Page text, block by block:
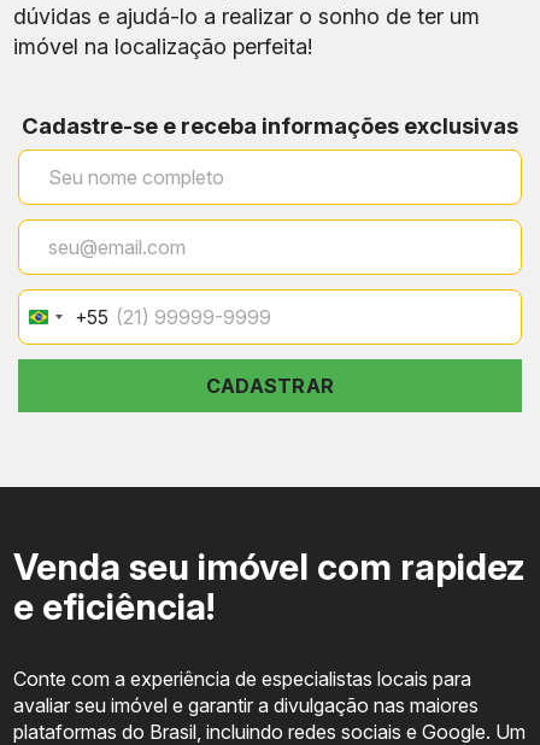
dúvidas e ajudá-lo a realizar o sonho de ter um
imóvel na localização perfeita!
Cadastre-se e receba informações exclusivas
Brazil
+55
+55
CADASTRAR
Venda seu imóvel com rapidez
e eficiência!
Conte com a experiência de especialistas locais para
avaliar seu imóvel e garantir a divulgação nas maiores
plataformas do Brasil, incluindo redes sociais e Google. Um